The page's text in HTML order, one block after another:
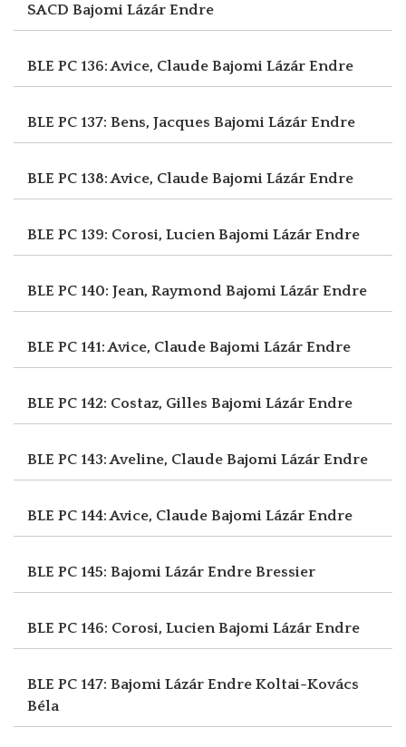
SACD Bajomi Lázár Endre
BLE PC 136: Avice, Claude Bajomi Lázár Endre
BLE PC 137: Bens, Jacques Bajomi Lázár Endre
BLE PC 138: Avice, Claude Bajomi Lázár Endre
BLE PC 139: Corosi, LucienBajomi Lázár Endre
BLE PC 140: Jean, Raymond Bajomi Lázár Endre
BLE PC 141: Avice, Claude Bajomi Lázár Endre
BLE PC 142: Costaz, Gilles Bajomi Lázár Endre
BLE PC 143: Aveline, Claude Bajomi Lázár Endre
BLE PC 144: Avice, Claude Bajomi Lázár Endre
BLE PC 145: Bajomi Lázár Endre Bressier
BLE PC 146: Corosi, LucienBajomi Lázár Endre
BLE PC 147: Bajomi Lázár Endre Koltai-Kovács
Béla